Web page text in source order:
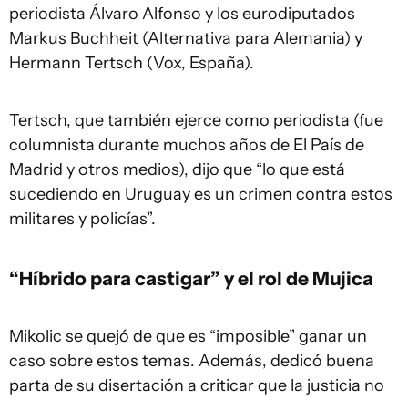
periodista Álvaro Alfonso y los eurodiputados
Markus Buchheit (Alternativa para Alemania) y
Hermann Tertsch (Vox, España).
Tertsch, que también ejerce como periodista (fue
columnista durante muchos años de El País de
Madrid y otros medios), dijo que “lo que está
sucediendo en Uruguay es un crimen contra estos
militares y policías”.
“Híbrido para castigar” y el rol de Mujica
Mikolic se quejó de que es “imposible” ganar un
caso sobre estos temas. Además, dedicó buena
parta de su disertación a criticar que la justicia no